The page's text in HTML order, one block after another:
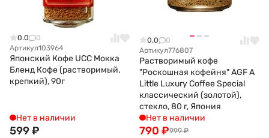
0.0
0
Артикул103964
Японский Кофе UCC Мокка
Бленд Кофе (растворимый,
крепкий), 90г
Нет в наличии
599₽
0.0
0
Артикул776807
Растворимый кофе
"Роскошная кофейня" AGF A
Little Luxury Coffee Special
классический (золотой),
стекло, 80 г, Япония
Нет в наличии
999 ₽
790 ₽